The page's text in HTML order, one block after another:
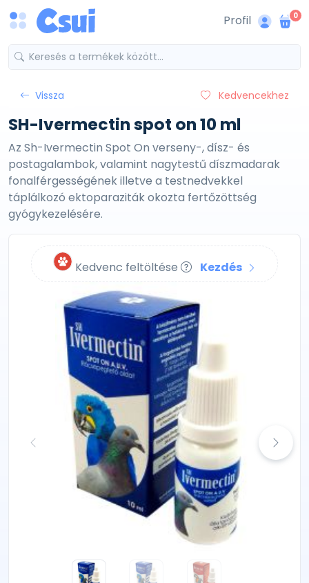
Profil 0
Vissza Kedvencekhez
SH-Ivermectin spot on 10 ml
Az Sh-Ivermectin Spot On verseny-, dísz- és
postagalambok, valamint nagytestű díszmadarak
fonalférgességének illetve a testnedvekkel
táplálkozó ektoparaziták okozta fertőzöttség
gyógykezelésére.
Kedvenc feltöltése Kezdés